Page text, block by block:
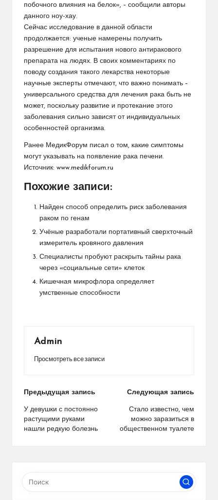
побочного влияния на белок», – сообщили авторы
данного ноу-хау.
Сейчас исследование в данной области
продолжается: ученые намерены получить
разрешение для испытания нового антиракового
препарата на людях. В своих комментариях по
поводу создания такого лекарства некоторые
научные эксперты отмечают, что важно понимать –
универсального средства для лечения рака быть не
может, поскольку развитие и протекание этого
заболевания сильно зависят от индивидуальных
особенностей организма.
Ранее МедикФорум писал о том, какие симптомы
могут указывать на появление рака печени.
Источник: www.medikforum.ru
Похожие записи:
Найден способ определить риск заболевания
раком по генам
Учёные разработали портативный сверхточный
измеритель кровяного давления
Специалисты пробуют раскрыть тайны рака
через «социальные сети» клеток
Кишечная микрофлора определяет
умственные способности
Admin
Просмотреть все записи
Навигация
по
записям
Предыдущая запись
У девушки с постоянно
растущими руками
нашли редкую болезнь
Следующая запись
Стало известно, чем
можно заразиться в
общественном туалете